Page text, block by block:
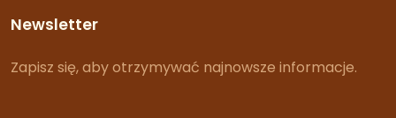
Newsletter
Zapisz się, aby otrzymywać najnowsze informacje.